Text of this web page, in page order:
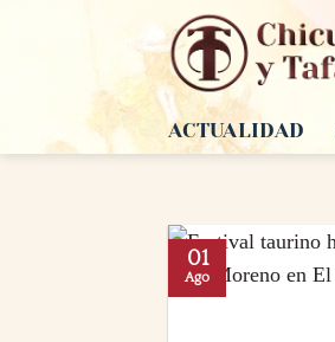
ACTUALIDAD
01
Ago